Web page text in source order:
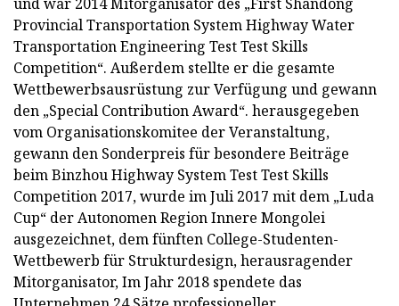
und war 2014 Mitorganisator des „First Shandong
Provincial Transportation System Highway Water
Transportation Engineering Test Test Skills
Competition“. Außerdem stellte er die gesamte
Wettbewerbsausrüstung zur Verfügung und gewann
den „Special Contribution Award“. herausgegeben
vom Organisationskomitee der Veranstaltung,
gewann den Sonderpreis für besondere Beiträge
beim Binzhou Highway System Test Test Skills
Competition 2017, wurde im Juli 2017 mit dem „Luda
Cup“ der Autonomen Region Innere Mongolei
ausgezeichnet, dem fünften College-Studenten-
Wettbewerb für Strukturdesign, herausragender
Mitorganisator, Im Jahr 2018 spendete das